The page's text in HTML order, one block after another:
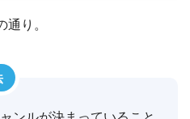
り。